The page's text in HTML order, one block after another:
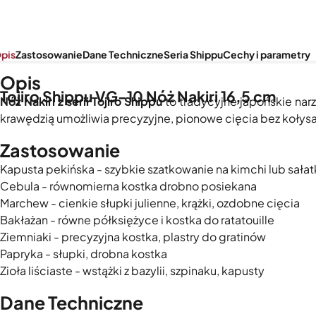
Tojiro Shippu VG-10 Nóż Nakiri 16,5 cm
ZastosowanieDane TechniczneSeria ShippuCechy i parametry
Opis
Nóż Nakiri z serii Tojiro Shipputo tradycyjne japońskie
krawędzią umożliwia precyzyjne, pionowe cięcia bez
Zastosowanie
Kapusta pekińska - szybkie szatkowanie na kimchi lub
Cebula - równomierna kostka drobno posiekana
Marchew - cienkie słupki julienne, krążki, ozdobne cięcia
Bakłażan - równe półksiężyce i kostka do ratatouille
Ziemniaki - precyzyjna kostka, plastry do gratinów
Papryka - słupki, drobna kostka
Zioła liściaste - wstążki z bazylii, szpinaku, kapusty
Dane Techniczne